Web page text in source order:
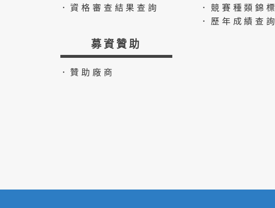
．資格審查結果查詢
．競賽種類錦標
．歷年成績查詢
募資贊助
．贊助廠商